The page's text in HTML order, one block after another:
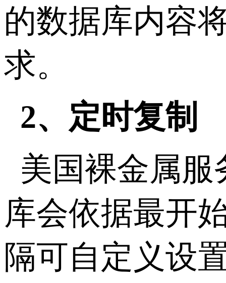
的数据库内容
求。
2、定时复制
美国裸金属
库会依据最开
隔可自定义设